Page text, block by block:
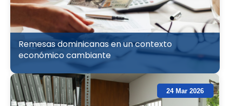
Remesas dominicanas en un contexto
económico cambiante
24 Mar 2026